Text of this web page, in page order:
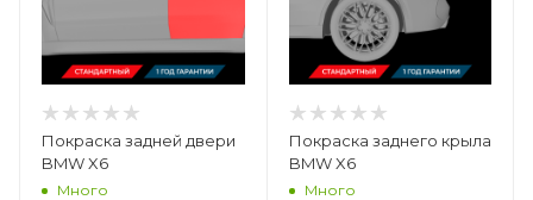
Покраска задней двери
BMW X6
Много
Покраска заднего крыла
BMW X6
Много